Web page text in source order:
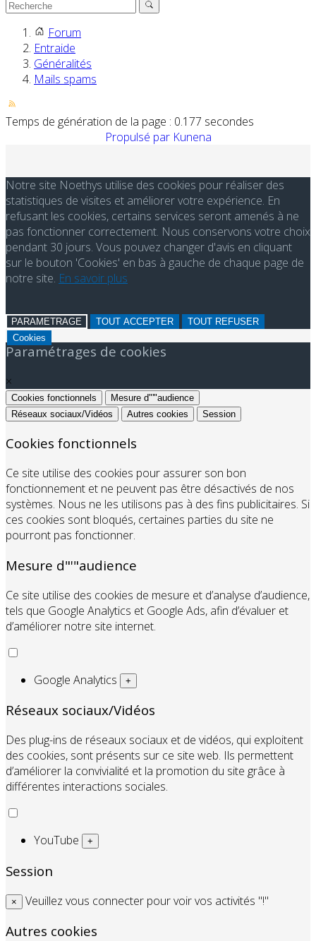
Forum
Entraide
Généralités
Mails spams
Temps de génération de la page : 0.177 secondes
Propulsé par Kunena
Notre site Noethys utilise des cookies pour réaliser des
statistiques de visites et améliorer votre expérience. En
refusant les cookies, certains services seront amenés à ne
pas fonctionner correctement. Nous conservons votre choix
pendant 30 jours. Vous pouvez changer d'avis en cliquant
sur le bouton 'Cookies' en bas à gauche de chaque page de
notre site. En savoir plus
PARAMETRAGE TOUT ACCEPTER
TOUT REFUSER
Cookies
Paramétrages de cookies
×
Cookies fonctionnels
Mesure d"'"audience
Réseaux sociaux/Vidéos
Autres cookies Session
Cookies fonctionnels
Ce site utilise des cookies pour assurer son bon
fonctionnement et ne peuvent pas être désactivés de nos
systèmes. Nous ne les utilisons pas à des fins publicitaires. Si
ces cookies sont bloqués, certaines parties du site ne
pourront pas fonctionner.
Mesure d"'"audience
Ce site utilise des cookies de mesure et d’analyse d’audience,
tels que Google Analytics et Google Ads, afin d’évaluer et
d’améliorer notre site internet.
Google Analytics +
Réseaux sociaux/Vidéos
Des plug-ins de réseaux sociaux et de vidéos, qui exploitent
des cookies, sont présents sur ce site web. Ils permettent
d’améliorer la convivialité et la promotion du site grâce à
différentes interactions sociales.
YouTube +
Session
× Veuillez vous connecter pour voir vos activités "!"
Autres cookies